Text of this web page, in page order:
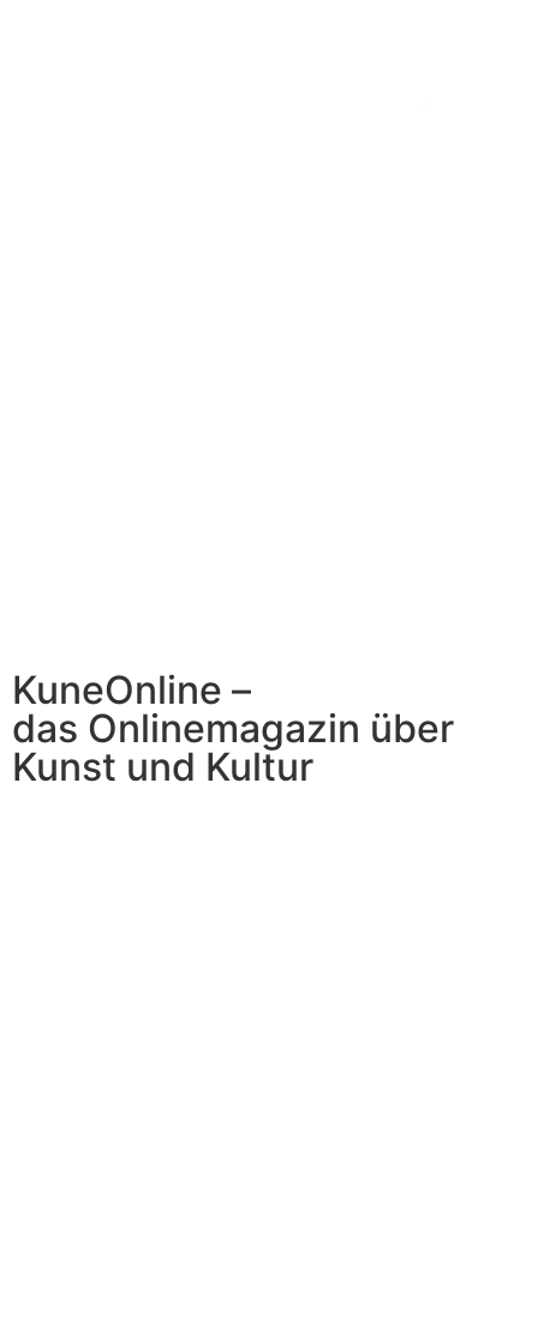
KuneOnline –
das Onlinemagazin über
Kunst und Kultur